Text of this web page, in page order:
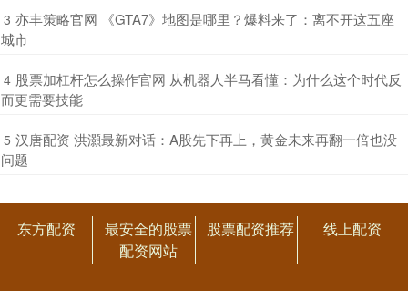
3 ​亦丰策略官网 《GTA7》地图是哪里？爆料来了：离不开这五座
城市
4 ​股票加杠杆怎么操作官网 从机器人半马看懂：为什么这个时代反
而更需要技能
5 ​汉唐配资 洪灝最新对话：A股先下再上，黄金未来再翻一倍也没
问题
东方配资
最安全的股票
配资网站
股票配资推荐 线上配资